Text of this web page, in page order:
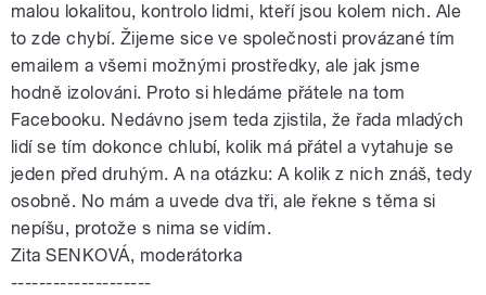
malou lokalitou, kontrolo lidmi, kteří jsou kolem nich. Ale
to zde chybí. Žijeme sice ve společnosti provázané tím
emailem a všemi možnými prostředky, ale jak jsme
hodně izolováni. Proto si hledáme přátele na tom
Facebooku. Nedávno jsem teda zjistila, že řada mladých
lidí se tím dokonce chlubí, kolik má přátel a vytahuje se
jeden před druhým. A na otázku: A kolik z nich znáš, tedy
osobně. No mám a uvede dva tři, ale řekne s těma si
nepíšu, protože s nima se vidím.
Zita SENKOVÁ, moderátorka
--------------------